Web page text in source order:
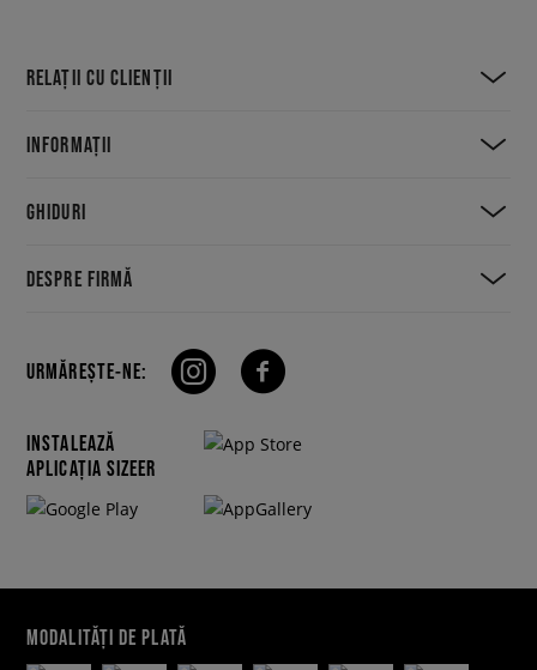
RELAȚII CU CLIENȚII
INFORMAȚII
GHIDURI
DESPRE FIRMĂ
URMĂREȘTE-NE:
INSTALEAZĂ
APLICAȚIA SIZEER
MODALITĂȚI DE PLATĂ